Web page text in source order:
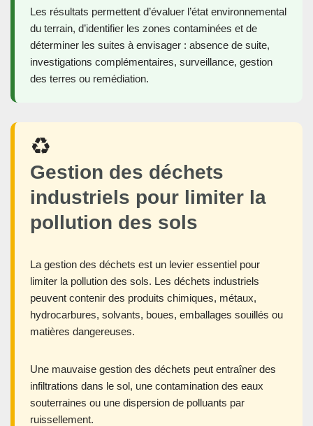
Les résultats permettent d’évaluer l’état environnemental
du terrain, d’identifier les zones contaminées et de
déterminer les suites à envisager : absence de suite,
investigations complémentaires, surveillance, gestion
des terres ou remédiation.
♻️
Gestion des déchets
industriels pour limiter la
pollution des sols
La gestion des déchets est un levier essentiel pour
limiter la pollution des sols. Les déchets industriels
peuvent contenir des produits chimiques, métaux,
hydrocarbures, solvants, boues, emballages souillés ou
matières dangereuses.
Une mauvaise gestion des déchets peut entraîner des
infiltrations dans le sol, une contamination des eaux
souterraines ou une dispersion de polluants par
ruissellement.